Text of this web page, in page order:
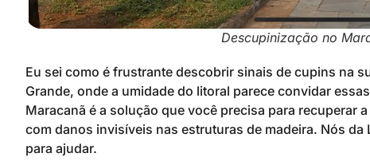
Descupinização no
Eu sei como é frustrante descobrir sinais de cupins na
Grande, onde a umidade do litoral parece convidar
Maracanã é a solução que você precisa para recuperar
com danos invisíveis nas estruturas de madeira. Nós
para ajudar.